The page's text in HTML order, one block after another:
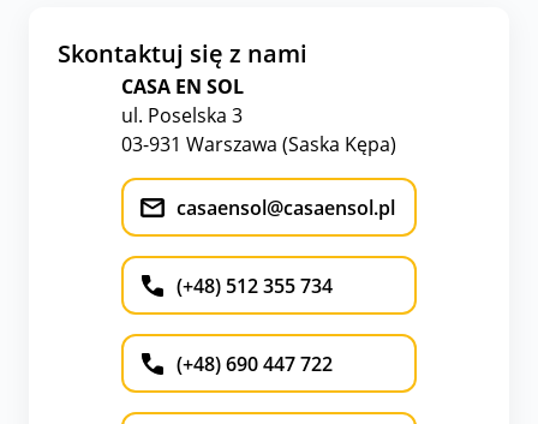
Skontaktuj się z nami
CASA EN SOL
ul. Poselska 3
03-931 Warszawa (Saska Kępa)
casaensol@casaensol.pl
(+48) 512 355 734
(+48) 690 447 722